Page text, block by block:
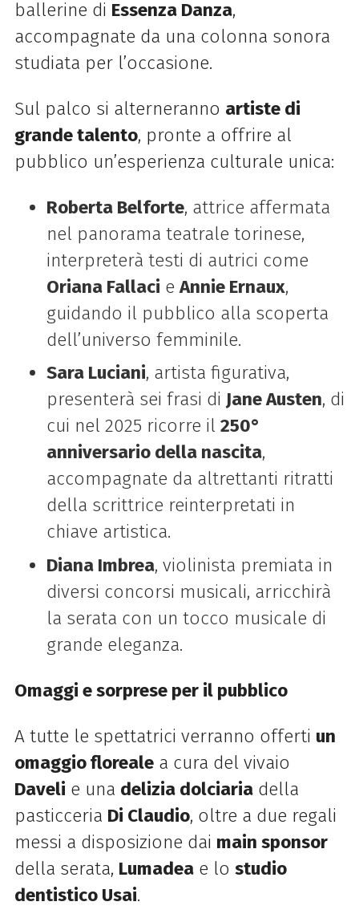
ballerine di Essenza Danza,
accompagnate da una colonna sonora
studiata per l’occasione.
Sul palco si alterneranno artiste di
grande talento, pronte a offrire al
pubblico un’esperienza culturale unica:
Roberta Belforte, attrice affermata
nel panorama teatrale torinese,
interpreterà testi di autrici come
Oriana Fallaci eAnnie Ernaux,
guidando il pubblico alla scoperta
dell’universo femminile.
Sara Luciani, artista figurativa,
presenterà sei frasi di Jane Austen, di
cui nel 2025 ricorre il 250°
anniversario della nascita,
accompagnate da altrettanti ritratti
della scrittrice reinterpretati in
chiave artistica.
Diana Imbrea, violinista premiata in
diversi concorsi musicali, arricchirà
la serata con un tocco musicale di
grande eleganza.
Omaggi e sorprese per il pubblico
A tutte le spettatrici verranno offerti un
omaggio florealea cura del vivaio
Daveli e una delizia dolciariadella
pasticceria Di Claudio, oltre a due regali
messi a disposizione dai main sponsor
della serata, Lumadeae lo studio
dentistico Usai.